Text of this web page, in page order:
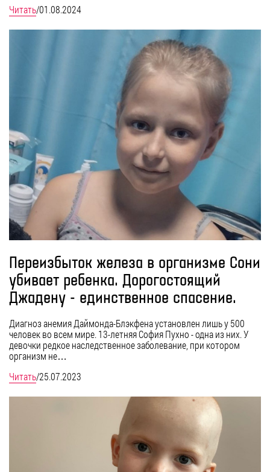
Читать/01.08.2024
Переизбыток железа в организме Сони
убивает ребенка. Дорогостоящий
Джадену - единственное спасение.
Диагноз анемия Даймонда-Блэкфена установлен лишь у 500
человек во всем мире. 13-летняя София Пухно - одна из них. У
девочки редкое наследственное заболевание, при котором
организм не…
Читать/25.07.2023